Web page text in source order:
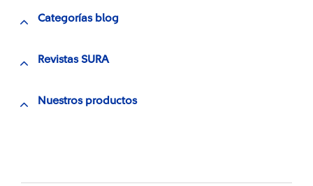
Categorías blog
Revistas SURA
Nuestros productos